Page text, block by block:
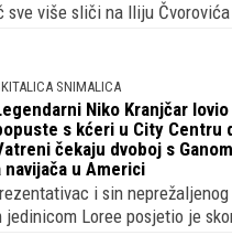
muk nakon novih
otkrića u HOO-u i poruke goluba
spoznaja o tajnim
sve više sliči na Iliju Čvorovića
SNIMALICA
Legendarni Niko Kranjčar lovio